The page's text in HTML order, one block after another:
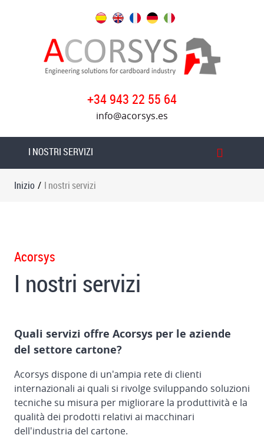
+34 943 22 55 64
info@acorsys.es
I NOSTRI SERVIZI
Gruppo
Oversys
Notizie
Contatto
Inizio / I nostri servizi
Acorsys
I nostri servizi
Quali servizi offre Acorsys per le aziende
del settore cartone?
Acorsys dispone di un'ampia rete di clienti
internazionali ai quali si rivolge sviluppando soluzioni
tecniche su misura per migliorare la produttività e la
qualità dei prodotti relativi ai macchinari
dell'industria del cartone.